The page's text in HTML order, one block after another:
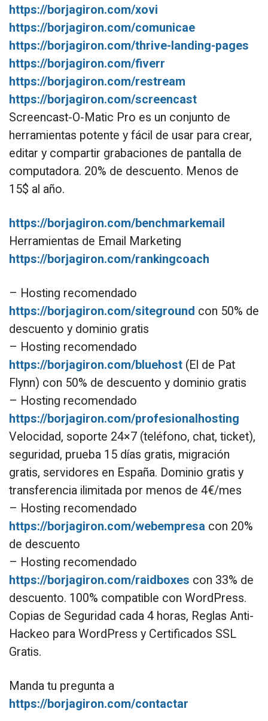
https://borjagiron.com/xovi
https://borjagiron.com/comunicae
https://borjagiron.com/thrive-landing-pages
https://borjagiron.com/fiverr
https://borjagiron.com/restream
https://borjagiron.com/screencast
Screencast-O-Matic Pro es un conjunto de
herramientas potente y fácil de usar para crear,
editar y compartir grabaciones de pantalla de
computadora. 20% de descuento. Menos de
15$ al año.
https://borjagiron.com/benchmarkemail
Herramientas de Email Marketing
https://borjagiron.com/rankingcoach
– Hosting recomendado
https://borjagiron.com/siteground con 50% de
descuento y dominio gratis
– Hosting recomendado
https://borjagiron.com/bluehost (El de Pat
Flynn) con 50% de descuento y dominio gratis
– Hosting recomendado
https://borjagiron.com/profesionalhosting
Velocidad, soporte 24×7 (teléfono, chat, ticket),
seguridad, prueba 15 días gratis, migración
gratis, servidores en España. Dominio gratis y
transferencia ilimitada por menos de 4€/mes
– Hosting recomendado
https://borjagiron.com/webempresa con 20%
de descuento
– Hosting recomendado
https://borjagiron.com/raidboxes con 33% de
descuento. 100% compatible con WordPress.
Copias de Seguridad cada 4 horas, Reglas Anti-
Hackeo para WordPress y Certificados SSL
Gratis.
Manda tu pregunta a
https://borjagiron.com/contactar